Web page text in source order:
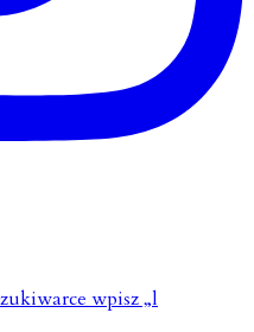
wpisz „l